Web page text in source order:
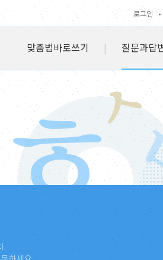
로그인 •
맞춤법바로쓰기 | 질문과답
.